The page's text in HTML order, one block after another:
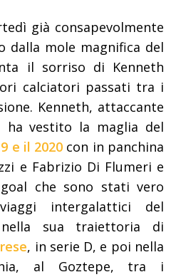
già consapevolmente
dalla mole magnifica del
il sorriso di Kenneth
calciatori passati tra i
Kenneth, attaccante
ha vestito la maglia del
e il 2020 con in panchina
e Fabrizio Di Flumeri e
che sono stati vero
intergalattici del
nella sua traiettoria di
, in serie D, e poi nella
al Goztepe, tra i